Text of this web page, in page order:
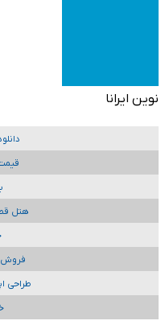
نوین ایرانا
هتل
فروش
طراحی